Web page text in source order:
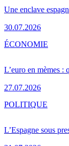
Une enclave
30.07.2026
L’euro en mèmes :
27.07.2026
ÉCONOMIE
L’Espagne sous
POLITIQUE